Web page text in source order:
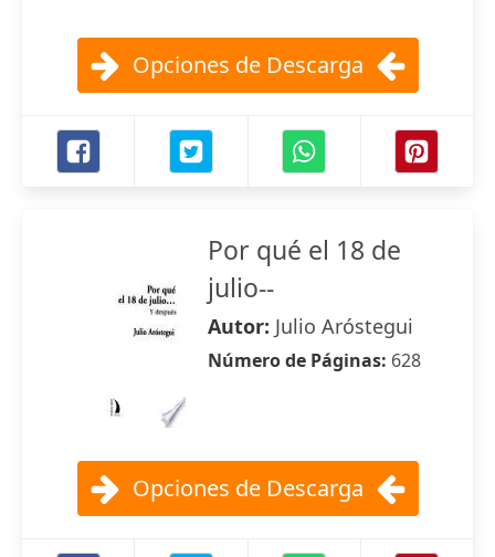
Opciones de Descarga
Por qué el 18 de
julio--
Autor: Julio Aróstegui
Número de Páginas: 628
Opciones de Descarga